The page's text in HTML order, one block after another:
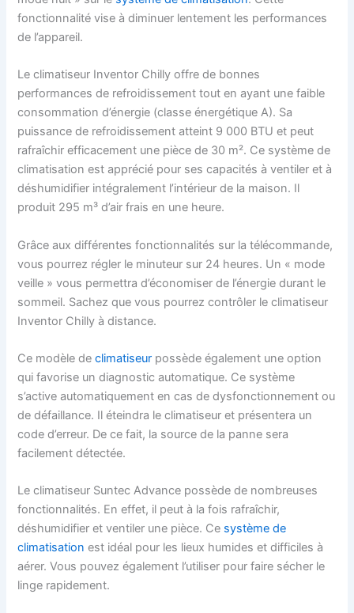
fonctionnalité vise à diminuer lentement les performances
de l’appareil.
Le climatiseur Inventor Chilly offre de bonnes
performances de refroidissement tout en ayant une faible
consommation d’énergie (classe énergétique A). Sa
puissance de refroidissement atteint 9 000 BTU et peut
rafraîchir efficacement une pièce de 30 m². Ce système de
climatisation est apprécié pour ses capacités à ventiler et à
déshumidifier intégralement l’intérieur de la maison. Il
produit 295 m³ d’air frais en une heure.
Grâce aux différentes fonctionnalités sur la télécommande,
vous pourrez régler le minuteur sur 24 heures. Un « mode
veille » vous permettra d’économiser de l’énergie durant le
sommeil. Sachez que vous pourrez contrôler le climatiseur
Inventor Chilly à distance.
Ce modèle declimatiseur possède également une option
qui favorise un diagnostic automatique. Ce système
s’active automatiquement en cas de dysfonctionnement ou
de défaillance. Il éteindra le climatiseur et présentera un
code d’erreur. De ce fait, la source de la panne sera
facilement détectée.
Le climatiseur Suntec Advance possède de nombreuses
fonctionnalités. En effet, il peut à la fois rafraîchir,
déshumidifier et ventiler une pièce. Ce système de
climatisation est idéal pour les lieux humides et difficiles à
aérer. Vous pouvez également l’utiliser pour faire sécher le
linge rapidement.